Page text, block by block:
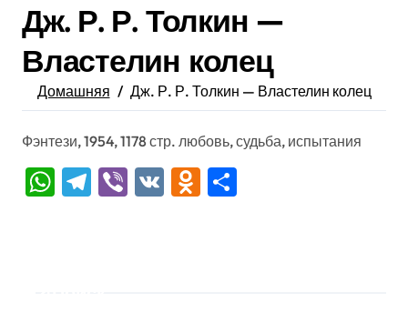
Дж. Р. Р. Толкин —
Властелин колец
Домашняя Дж. Р. Р. Толкин — Властелин колец
Фэнтези, 1954, 1178 стр. любовь, судьба, испытания
WhatsApp
Telegram
Viber
VK Odnoklassniki